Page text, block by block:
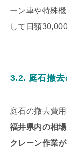
ーン車や特殊
して日額
3.2. 庭石撤
庭石の撤去費
福井県内の相
クレーン作業